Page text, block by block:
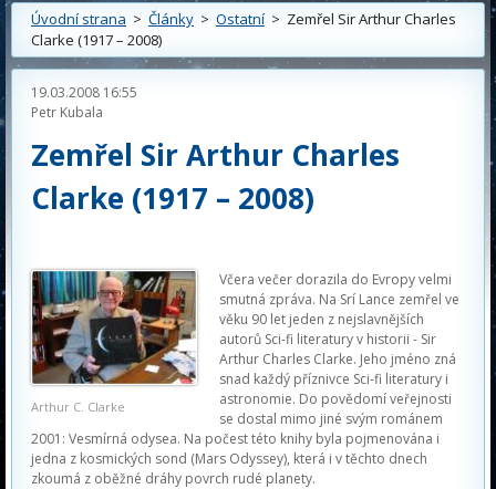
Úvodní strana > Články > Ostatní> Zemřel Sir Arthur Charles
Clarke (1917 – 2008)
19.03.2008 16:55
Petr Kubala
Zemřel Sir Arthur Charles
Clarke (1917 – 2008)
Arthur C. Clarke
Včera večer dorazila do Evropy velmi
smutná zpráva. Na Srí Lance zemřel ve
věku 90 let jeden z nejslavnějších
autorů Sci-fi literatury v historii - Sir
Arthur Charles Clarke. Jeho jméno zná
snad každý příznivce Sci-fi literatury i
astronomie. Do povědomí veřejnosti
se dostal mimo jiné svým románem
2001: Vesmírná odysea. Na počest této knihy byla pojmenována i
jedna z kosmických sond (Mars Odyssey), která i v těchto dnech
zkoumá z oběžné dráhy povrch rudé planety.